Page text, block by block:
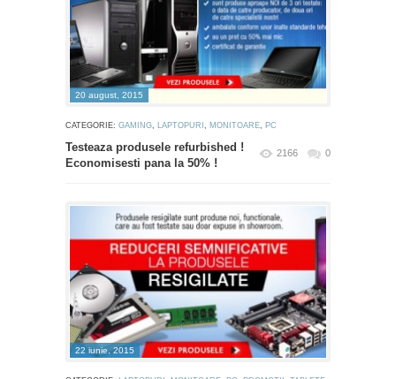
20 august, 2015
CATEGORIE: GAMING, LAPTOPURI , MONITOARE, PC
2166 0
Testeaza produsele refurbished !
Economisesti pana la 50% !
22 iunie, 2015